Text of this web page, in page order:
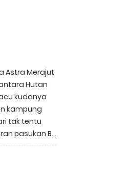
Astra Merajut
Hutan
kudanya
kampung
tak tentu
pasukan B...